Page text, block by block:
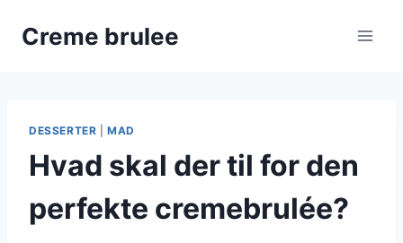
Creme brulee
DESSERTER |MAD
Hvad skal der til for den
perfekte cremebrulée?